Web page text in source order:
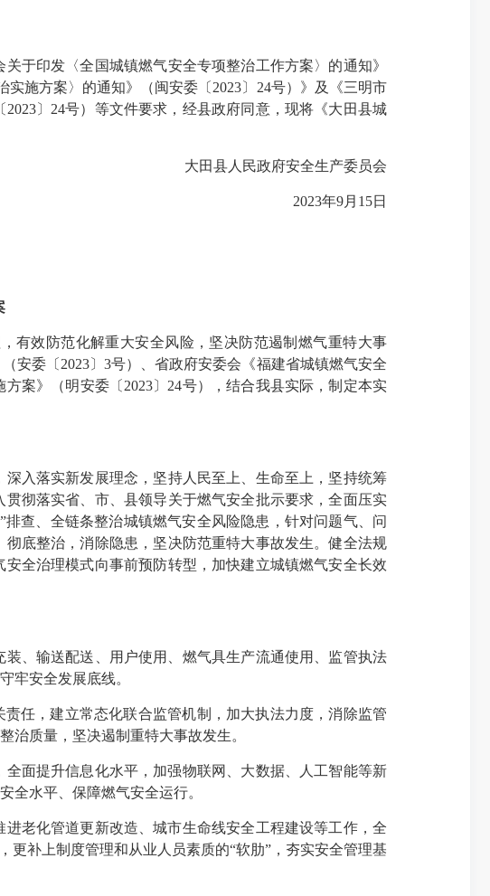
印发〈全国城镇燃气安全专项整治工作方案〉的通知》
施方案〉的通知》（闽安委〔2023〕24号）》及《三明市
〕24号）等文件要求，经县政府同意，现将《大田县城
大田县人民政府安全生产委员会
2023年9月15日
效防范化解重大安全风险，坚决防范遏制燃气重特大事
安委〔2023〕3号）、省政府安委会《福建省城镇燃气安全
案》（明安委〔2023〕24号），结合我县实际，制定本实
入落实新发展理念，坚持人民至上、生命至上，坚持统筹
彻落实省、市、县领导关于燃气安全批示要求，全面压实
查、全链条整治城镇燃气安全风险隐患，针对问题气、问
底整治，消除隐患，坚决防范重特大事故发生。健全法规
全治理模式向事前预防转型，加快建立城镇燃气安全长效
输送配送、用户使用、燃气具生产流通使用、监管执法
牢安全发展底线。
，建立常态化联合监管机制，加大执法力度，消除监管
治质量，坚决遏制重特大事故发生。
提升信息化水平，加强物联网、大数据、人工智能等新
全水平、保障燃气安全运行。
化管道更新改造、城市生命线安全工程建设等工作，全
补上制度管理和从业人员素质的“软肋”，夯实安全管理基